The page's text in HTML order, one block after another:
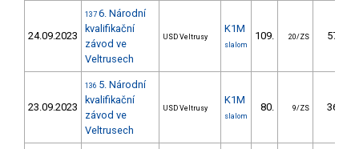
24.09.2023
137 6. Národní
kvalifikační
závod ve
Veltrusech
USD Veltrusy
K1M
slalom
109. 20/ZS 57.05
23.09.2023
136 5. Národní
kvalifikační
závod ve
Veltrusech
USD Veltrusy
K1M
slalom
80. 9/ZS 36.44